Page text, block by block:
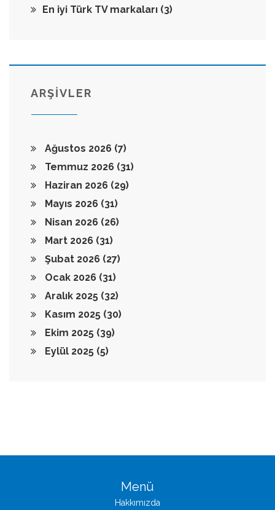
En iyi Türk TV markaları (3)
ARŞİVLER
Ağustos 2026 (7)
Temmuz 2026 (31)
Haziran 2026 (29)
Mayıs 2026 (31)
Nisan 2026 (26)
Mart 2026 (31)
Şubat 2026 (27)
Ocak 2026 (31)
Aralık 2025 (32)
Kasım 2025 (30)
Ekim 2025 (39)
Eylül 2025 (5)
Menü
Hakkımızda